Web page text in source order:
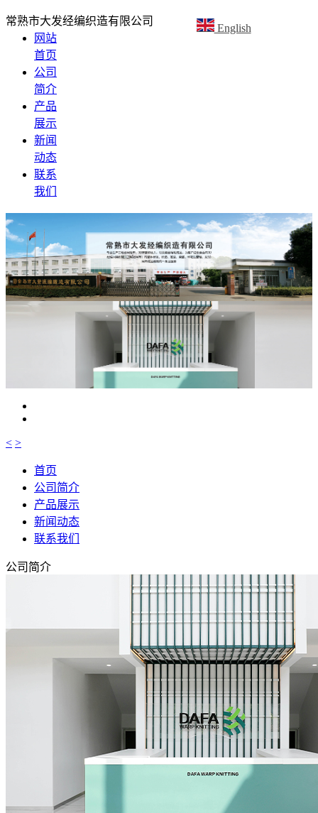
常熟市大发经编织造有限公司
English
网站
首页
公司
简介
产品
展示
新闻
动态
联系
我们
< >
首页
公司简介
产品展示
新闻动态
联系我们
公司简介